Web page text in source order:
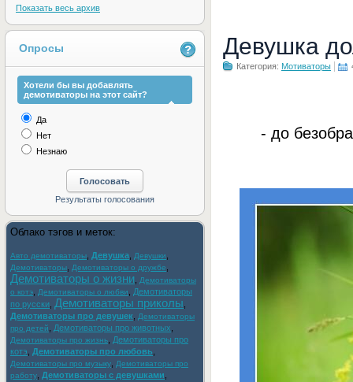
Девушка
Категория: Мотиваторы
- до
Показать весь архив
Опросы
Хотели бы вы добавлять
демотиваторы на этот сайт?
Да
Нет
Незнаю
Облако тэгов и меток:
Авто демотиваторы Девушка Девушки
Демотиваторы Демотиваторы о дружбе
Демотиваторы о жизни
Демотиваторы
о котэ
Демотиваторы о любви
Демотиваторы
по русски Демотиваторы приколы
Демотиваторы про девушек
Демотиваторы
про детей
Демотиваторы про животных
Демотиваторы про жизнь
Демотиваторы про
котэ
Демотиваторы про любовь
Демотиваторы про музыку
Демотиваторы про
работу
Демотиваторы с девушками